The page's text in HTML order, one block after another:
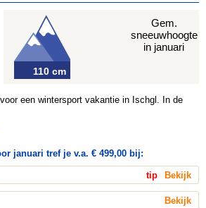
een wintersport vakantie in Ischgl. In de
110 cm
Gem.
sneeuwhoogte
in januari
januari tref je v.a. € 499,00 bij:
tip Bekijk
Bekijk